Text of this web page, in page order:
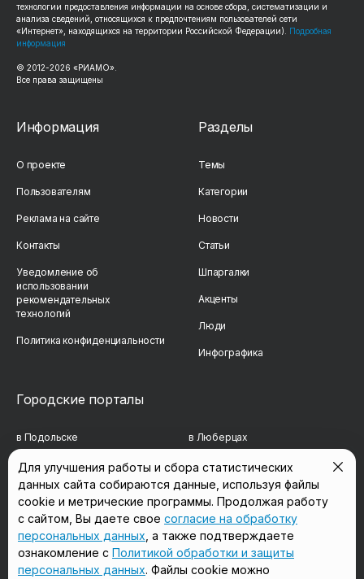
технологии предоставления информации на основе сбора, систематизации и
анализа сведений, относящихся к предпочтениям пользователей сети
«Интернет», находящихся на территории Российской Федерации).
Подробная
информация
© 2012-2026 «РИАМО».
Все права защищены
Информация
О проекте
Пользователям
Реклама на сайте
Контакты
Уведомление об
использовании
рекомендательных
технологий
Политика конфиденциальности
Разделы
Темы
Категории
Новости
Статьи
Шпаргалки
Акценты
Люди
Инфографика
Городские порталы
в Подольске в Люберцах
в Мытищах в Красногорске
в Реутове в Королёве
в Балашихе в Домодедово
в Сергиевом Посаде в Щёлково
Для улучшения работы и сбора статистических
данных сайта собираются данные, используя файлы
cookie и метрические программы. Продолжая работу
с сайтом, Вы даете свое согласие на обработку
персональных данных , а также подтверждаете
ознакомление с Политикой обработки и защиты
персональных данных. Файлы cookie можно